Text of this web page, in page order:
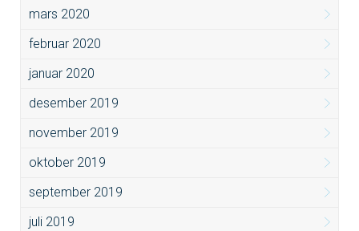
mars 2020
februar 2020
januar 2020
desember 2019
november 2019
oktober 2019
september 2019
juli 2019